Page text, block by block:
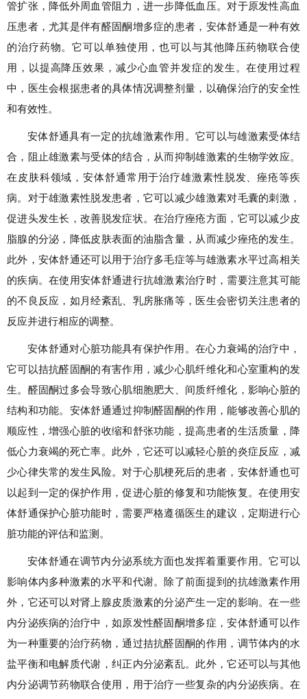
管扩张，降低外周血管阻力，进一步降低血压。对于原发性高血
压患者，尤其是伴有醛固酮增多症的患者，安体舒通是一种有效
的治疗药物。它可以单独使用，也可以与其他降压药物联合使
用，以提高降压效果，减少心血管并发症的发生。在使用过程
中，医生会根据患者的具体情况调整剂量，以确保治疗的安全性
和有效性。
安体舒通具有一定的抗雄激素作用。它可以与雄激素受体结
合，阻止雄激素与受体的结合，从而抑制雄激素的生物学效应。
在皮肤科领域，安体舒通常用于治疗雄激素性脱发、痤疮等疾
病。对于雄激素性脱发患者，它可以减少雄激素对毛囊的刺激，
促进头发生长，改善脱发症状。在治疗痤疮方面，它可以减少皮
脂腺的分泌，降低皮肤表面的油脂含量，从而减少痤疮的发生。
此外，安体舒通还可以用于治疗多毛症等与雄激素水平过高相关
的疾病。在使用安体舒通进行抗雄激素治疗时，需要注意其可能
的不良反应，如月经紊乱、乳房胀痛等，医生会密切关注患者的
反应并进行相应的调整。
安体舒通对心脏功能具有保护作用。在心力衰竭的治疗中，
它可以拮抗醛固酮的有害作用，减少心肌纤维化和心室重构的发
生。醛固酮过多会导致心肌细胞肥大、间质纤维化，影响心脏的
结构和功能。安体舒通通过抑制醛固酮的作用，能够改善心肌的
顺应性，增强心脏的收缩和舒张功能，提高患者的生活质量，降
低心力衰竭的死亡率。此外，它还可以减轻心脏的炎症反应，减
少心律失常的发生风险。对于心肌梗死后的患者，安体舒通也可
以起到一定的保护作用，促进心脏的修复和功能恢复。在使用安
体舒通保护心脏功能时，需要严格遵循医生的建议，定期进行心
脏功能的评估和监测。
安体舒通在调节内分泌系统方面也发挥着重要作用。它可以
影响体内多种激素的水平和代谢。除了前面提到的抗雄激素作用
外，它还可以对肾上腺皮质激素的分泌产生一定的影响。在一些
内分泌疾病的治疗中，如原发性醛固酮增多症，安体舒通可以作
为一种重要的治疗药物，通过拮抗醛固酮的作用，调节体内的水
盐平衡和电解质代谢，纠正内分泌紊乱。此外，它还可以与其他
内分泌调节药物联合使用，用于治疗一些复杂的内分泌疾病。在